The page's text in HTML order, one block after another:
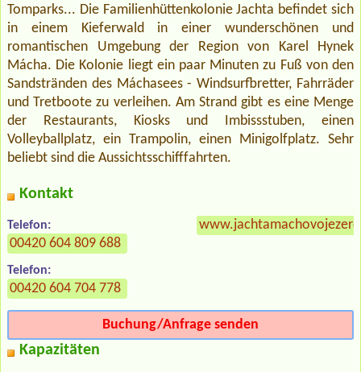
Tomparks... Die Familienhüttenkolonie Jachta befindet sich
in einem Kieferwald in einer wunderschönen und
romantischen Umgebung der Region von Karel Hynek
Mácha. Die Kolonie liegt ein paar Minuten zu Fuß von den
Sandstränden des Máchasees - Windsurfbretter, Fahrräder
und Tretboote zu verleihen. Am Strand gibt es eine Menge
der Restaurants, Kiosks und Imbissstuben, einen
Volleyballplatz, ein Trampolin, einen Minigolfplatz. Sehr
beliebt sind die Aussichtsschifffahrten.
Kontakt
Telefon:
00420 604 809 688
Telefon:
00420 604 704 778
Buchung/Anfrage senden
Kapazitäten